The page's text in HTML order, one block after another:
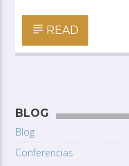
READ
BLOG
Blog
Conferencias